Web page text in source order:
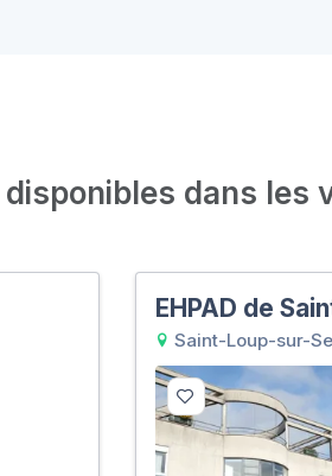
dans les
EHPAD de
Saint-Loup-sur-